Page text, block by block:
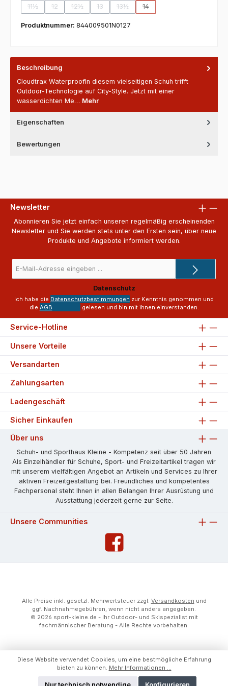
11½
(Diese Option ist zurzeit nicht verfügbar.)
12
(Diese Option ist zurzeit nicht verfügbar.)
12½
(Diese Option ist zurzeit nicht verfügbar.)
13
(Diese Option ist zurzeit nicht verfügbar.)
13½
(Diese Option ist zurzeit nicht
14
(Diese Option ist zurzeit
Produktnummer: 844009501N0127
Beschreibung
Cloudtrax WaterproofIn diesem vielseitigen Schuh trifft
Outdoor-Technologie auf City-Style. Jetzt mit einer
wasserdichten Me… Mehr
Eigenschaften
Bewertungen
Newsletter
Abonnieren Sie jetzt einfach unseren regelmäßig erscheinenden
Newsletter und Sie werden stets unter den Ersten sein, über neue
Produkte und Angebote informiert werden.
Mail-
Adresse
*
Datenschutz
Ich habe die Datenschutzbestimmungen zur Kenntnis genommen und
die AGB gelesen und bin mit ihnen einverstanden.
Service-Hotline
Unsere Vorteile
Versandarten
Zahlungsarten
Ladengeschäft
Sicher Einkaufen
Über uns
Schuh- und Sporthaus Kleine - Kompetenz seit über 50 Jahren
Als Einzelhändler für Schuhe, Sport- und Freizeitartikel tragen wir
mit unserem vielfältigen Angebot an Artikeln und Services zu Ihrer
aktiven Freizeitgestaltung bei. Freundliches und kompetentes
Fachpersonal steht Ihnen in allen Belangen Ihrer Ausrüstung und
Ausstattung jederzeit gerne zur Seite.
Unsere Communities
Alle Preise inkl. gesetzl. Mehrwertsteuer zzgl. Versandkosten und
ggf. Nachnahmegebühren, wenn nicht anders angegeben.
© 2026 sport-kleine.de - Ihr Outdoor- und Skispezialist mit
fachmännischer Beratung - Alle Rechte vorbehalten.
Diese Website verwendet Cookies, um eine bestmögliche Erfahrung
bieten zu können. Mehr Informationen ...